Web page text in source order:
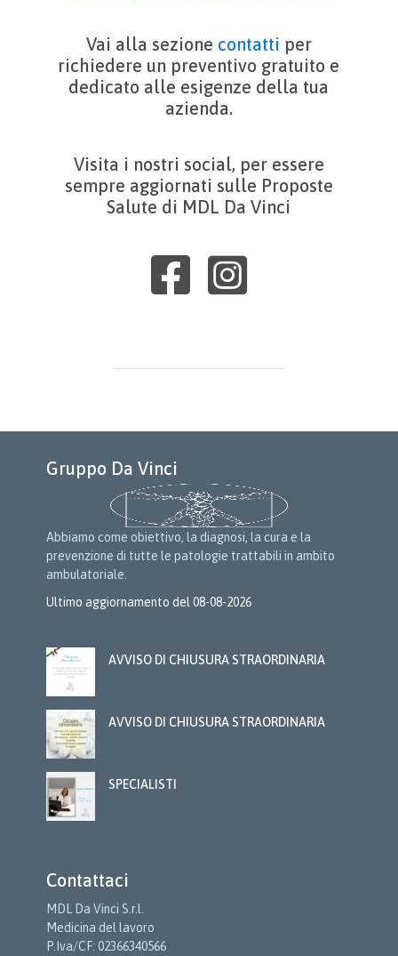
Vai alla sezione contatti per
richiedere un preventivo gratuito e
dedicato alle esigenze della tua
azienda.
Visita i nostri social, per essere
sempre aggiornati sulle Proposte
Salute di MDL Da Vinci
Gruppo Da Vinci
Abbiamo come obiettivo, la diagnosi, la cura e la
prevenzione di tutte le patologie trattabili in ambito
ambulatoriale.
Ultimo aggiornamento del 08-08-2026
AVVISO DI CHIUSURA STRAORDINARIA
AVVISO DI CHIUSURA STRAORDINARIA
SPECIALISTI
Contattaci
MDL Da Vinci S.r.l.
Medicina del lavoro
P.Iva/CF: 02366340566